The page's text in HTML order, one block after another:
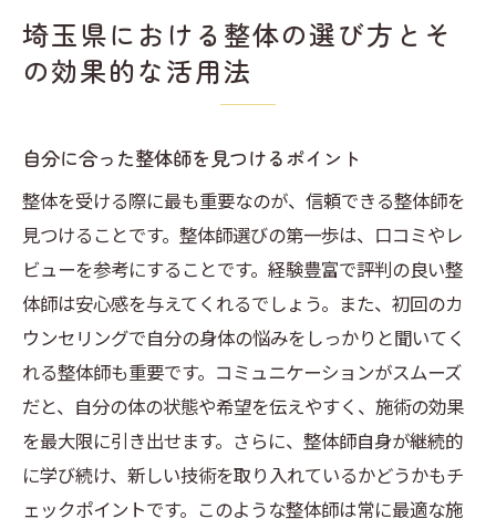
埼玉県における整体の選び方とそ
の効果的な活用法
自分に合った整体師を見つけるポイント
整体を受ける際に最も重要なのが、信頼できる整体師を
見つけることです。整体師選びの第一歩は、口コミやレ
ビューを参考にすることです。経験豊富で評判の良い整
体師は安心感を与えてくれるでしょう。また、初回のカ
ウンセリングで自分の身体の悩みをしっかりと聞いてく
れる整体師も重要です。コミュニケーションがスムーズ
だと、自分の体の状態や希望を伝えやすく、施術の効果
を最大限に引き出せます。さらに、整体師自身が継続的
に学び続け、新しい技術を取り入れているかどうかもチ
ェックポイントです。このような整体師は常に最適な施